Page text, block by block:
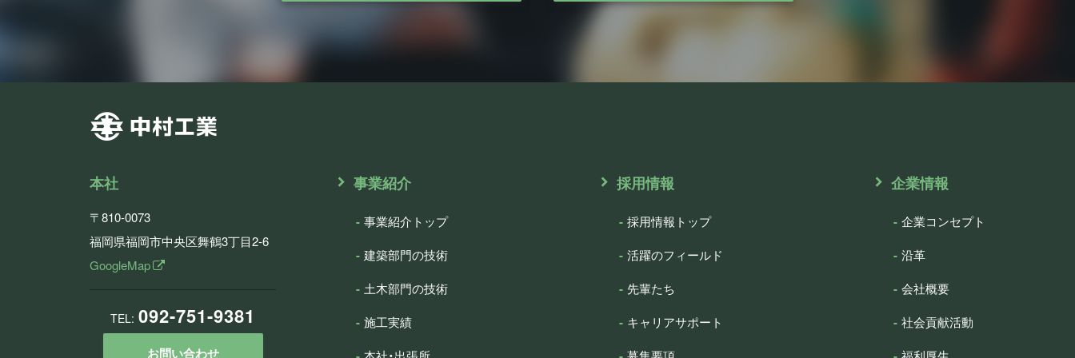
本社
〒810-0073
福岡県福岡市中央区舞鶴3丁目2-6
GoogleMap
TEL: 092-751-9381
お問い合わせ
事業紹介
事業紹介トップ
建築部門の技術
土木部門の技術
施工実績
採用情報
採用情報トップ
活躍のフィールド
先輩たち
キャリアサポート
企業情報
企業コンセプト
沿革
会社概要
社会貢献活動